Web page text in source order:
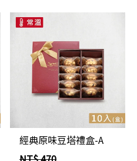
經典原味豆塔禮盒-A